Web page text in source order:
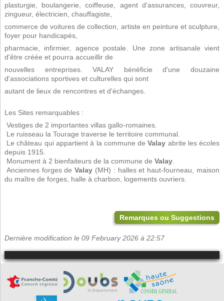
plasturgie, boulangerie, coiffeuse, agent d'assurances, couvreur,
zingueur, électricien, chauffagiste,
commerce de voitures de collection, artiste en peinture et sculpture,
foyer pour handicapés,
pharmacie, infirmier, agence postale. Une zone artisanale vient
d'être créée et pourra accueillir de
nouvelles entreprises. VALAY bénéficie d'une douzaine
d'associations sportives et culturelles qui sont
autant de lieux de rencontres et d'échanges.
Les Sites remarquables :
 Vestiges de 2 importantes villas gallo-romaines.
 Le ruisseau la Tourage traverse le territoire communal.
 Le château qui appartient à la commune de Valay abrite les écoles
depuis 1915.
 Monument à 2 bienfaiteurs de la commune de Valay.
 Anciennes forges deValay (MH) : halles et haut-fourneau, maison
du maître de forges, halle à charbon, logements ouvriers.
Remarques ou Suggestions
Dernière modification le 09 February 2026 à 22:57